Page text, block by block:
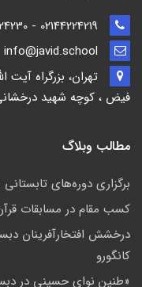
تهران، بزرگراه آیت
فیض ، کوچه شهید
مطالب وبلاگ
برگزاری دوره‌های
کسب مقام در مسابقات
درخشش افتخارآفرینان
کانگورو
«طنین نوای حسینی در